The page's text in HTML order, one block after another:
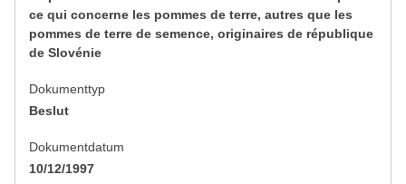
ce qui concerne les pommes de terre, autres que les
pommes de terre de semence, originaires de république
de Slovénie
Dokumenttyp
Beslut
Dokumentdatum
10/12/1997